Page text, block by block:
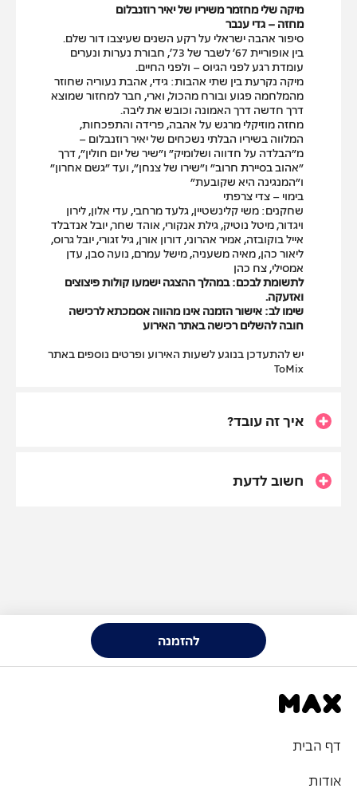
מיקה שלי מחזמר משיריו של יאיר רוזנבלום
מחזה – גדי ענבר
סיפור אהבה ישראלי על רקע השנים שעיצבו דור שלם.
בין אופוריית 67’ לשבר של 73’, חבורת נערות ונערים
עומדת רגע לפני הגיוס – ולפני החיים.
מיקה נקרעת בין שתי אהבות: גידי, אהבת נעוריה שחוזר
מהמלחמה פגוע ובורח מהכול, וארי, חבר למחזור שמוצא
דרך חדשה דרך האמונה וכובש את ליבה.
מחזה מוזיקלי מרגש על אהבה, פרידה והתפכחות,
המלווה בשיריו הבלתי נשכחים של יאיר רוזנבלום –
מ״הבלדה על חדווה ושלומיק״ ו״שיר של יום חולין״, דרך
״אהוב בסיירת חרוב״ ו״שירו של צנחן״, ועד ״גשם אחרון״
ו״המנגינה היא שקובעת״
בימוי – צדי צרפתי
שחקנים: משי קלינשטיין, גלעד מרחבי, עדי אלון, לירון
ויגדור, מיטל נוטיק, גילת אנקורי, אוהד שחר, יובל אנדבלד
אייל בוקובזה, אמיר אהרוני, דורון אורן, גיל זגורי, יובל גרוס,
ליאור כהן, מאיה משעניה, מישל עמרם, נועה סבן, עדן
אמסילי, צח כהן
לתשומת לבכם: במהלך ההצגה ישמעו קולות פיצוצים
ואזעקה.
שימו לב: אישור הזמנה אינו מהווה אסמכתא לרכישה
חובה להשלים רכישה באתר האירוע
יש להתעדכן בנוגע לשעות האירוע ופרטים נוספים באתר
ToMix
איך זה עובד?
חשוב לדעת
להזמנה
דף הבית
אודות